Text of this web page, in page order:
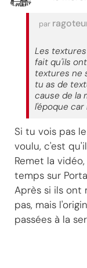
par
Les
fait qu'ils
textures ne
tu as de
cause de la
l'époque
Si tu vois pas
voulu, c'est
Remet la
temps sur
Après si ils ont
pas, mais
passées à la